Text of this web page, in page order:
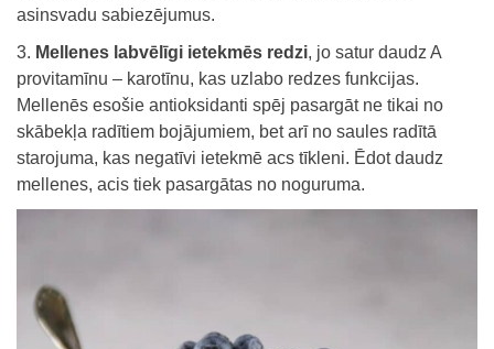
asinsvadu sabiezējumus.
Mellenes labvēlīgi ietekmēs redzi, jo satur daudz A
provitamīnu – karotīnu, kas uzlabo redzes funkcijas.
Mellenēs esošie antioksidanti spēj pasargāt ne tikai no
skābekļa radītiem bojājumiem, bet arī no saules radītā
starojuma, kas negatīvi ietekmē acs tīkleni. Ēdot daudz
mellenes, acis tiek pasargātas no noguruma.